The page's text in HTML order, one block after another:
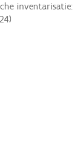
inventarisatie:
)